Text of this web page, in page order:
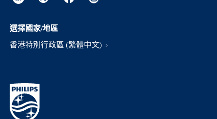
選擇國家/地區
香港特別行政區 (繁體中文)